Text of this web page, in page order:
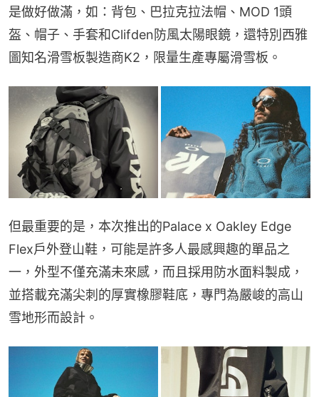
是做好做滿，如：背包、巴拉克拉法帽、MOD 1頭
盔、帽子、手套和Clifden防風太陽眼鏡，還特別西雅
圖知名滑雪板製造商K2，限量生產專屬滑雪板。
但最重要的是，本次推出的Palace x Oakley Edge
Flex戶外登山鞋，可能是許多人最感興趣的單品之
一，外型不僅充滿未來感，而且採用防水面料製成，
並搭載充滿尖刺的厚實橡膠鞋底，專門為嚴峻的高山
雪地形而設計。